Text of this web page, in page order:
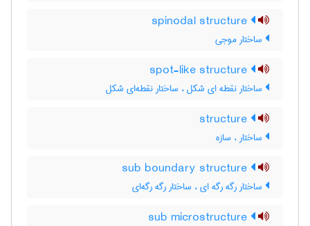
ساختار موجی
ساختار نقطه ای شکل ، ساختار نقطه‌ای شکل
ساختار ، سازه
ساختار رگه رگه ای ، ساختار رگه رگه‌ای